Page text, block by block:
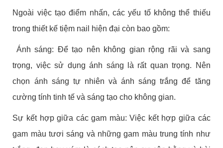
Ngoài việc tạo điểm nhấn, các yếu tố không thể thiếu
trong thiết kế tiệm nail hiện đại còn bao gồm:
Ánh sáng: Để tạo nên không gian rộng rãi và sang
trọng, việc sử dụng ánh sáng là rất quan trọng. Nên
chọn ánh sáng tự nhiên và ánh sáng trắng để tăng
cường tính tinh tế và sáng tạo cho không gian.
Sự kết hợp giữa các gam màu: Việc kết hợp giữa các
gam màu tươi sáng và những gam màu trung tính như